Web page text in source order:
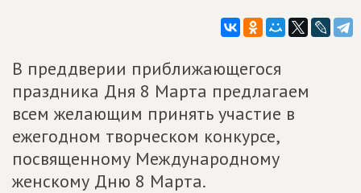
В преддверии приближающегося
праздника Дня 8 Марта предлагаем
всем желающим принять участие в
ежегодном творческом конкурсе,
посвященному Международному
женскому Дню 8 Марта.